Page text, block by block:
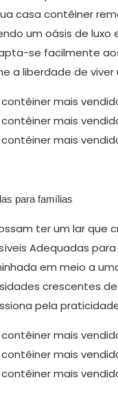
casa contêiner
um oásis de
se facilmente
a liberdade de
para famílias
ter um lar que
Adequadas
em meio a
crescentes
pela